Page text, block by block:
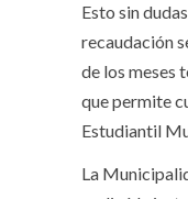
Esto sin
recaudación
de los meses
que permite
Estudiantil
La